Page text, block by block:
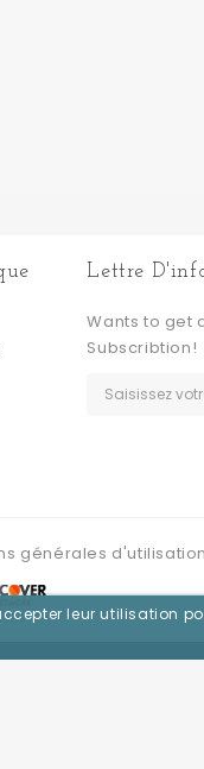
leur utilisation
Lettre
Wants to get
Subscribtion!
générales